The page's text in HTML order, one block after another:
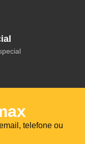
telefone ou